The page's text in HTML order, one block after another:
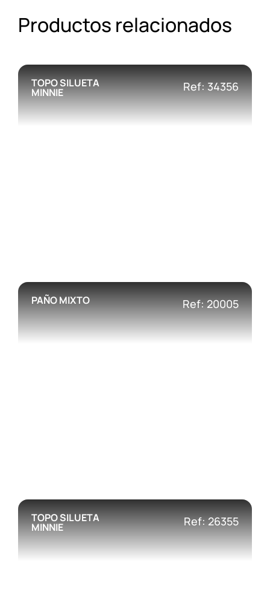
Productos relacionados
TOPO SILUETA
MINNIE Ref: 34356
PAÑO MIXTO Ref: 20005
TOPO SILUETA
MINNIE Ref: 26355